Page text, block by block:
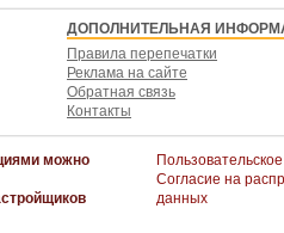
ДОПОЛНИТЕЛЬНАЯ
Правила перепечатки
Реклама на сайте
Обратная связь
Контакты
можно
Согласие на
данных